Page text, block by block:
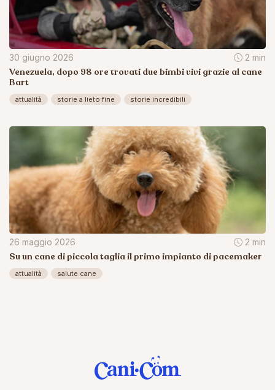
30 giugno 2026 2 min
Venezuela, dopo 98 ore trovati due bimbi vivi grazie al cane
Bart
attualità storie a lieto fine storie incredibili
26 maggio 2026 2 min
Su un cane di piccola taglia il primo impianto di pacemaker
attualità salute cane